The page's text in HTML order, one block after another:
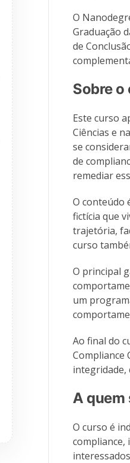
O
Graduação
de
Sobre o
Este curso
Ciências e
se
de
remediar
O conteúdo
fictícia que
trajetória,
curso
O principal
um
Ao final do
Compliance
integridade,
A quem
O curso é
compliance,